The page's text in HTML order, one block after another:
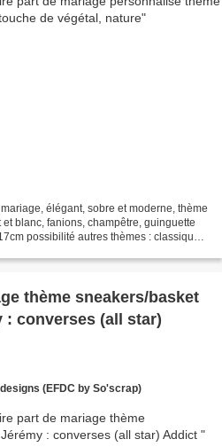
élégant, sobre et moderne, thème
blanc, fanions, champêtre, guinguette
possibilité autres thèmes : classique,
thème sneakers/basket
: converses (all star)
(EFDC by So'scrap)